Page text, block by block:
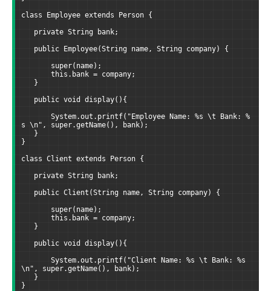
class Employee extends Person {
private String bank;
public Employee(String name, String company) {
super(name);
this.bank = company;
}
public void display(){
System.out.printf("Employee Name: %s \t Bank: %
s \n", super.getName(), bank);
}
}
class Client extends Person {
private String bank;
public Client(String name, String company) {
super(name);
this.bank = company;
}
public void display(){
System.out.printf("Client Name: %s \t Bank: %s
\n", super.getName(), bank);
}
}